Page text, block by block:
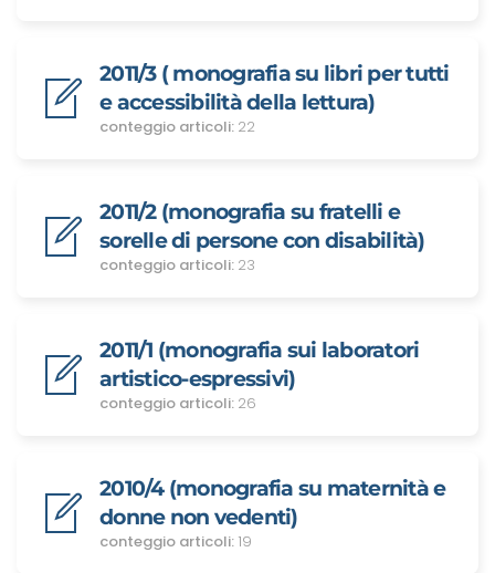
2011/3 ( monografia su libri per tutti
e accessibilità della lettura)
conteggio articoli: 22
2011/2 (monografia su fratelli e
sorelle di persone con disabilità)
conteggio articoli: 23
2011/1 (monografia sui laboratori
artistico-espressivi)
conteggio articoli: 26
2010/4 (monografia su maternità e
donne non vedenti)
conteggio articoli: 19